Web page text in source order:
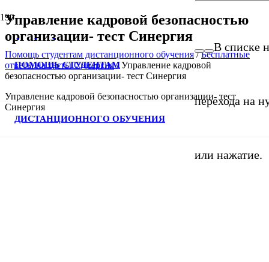
ПОМОЩЬ СТУДЕНТАМ
ДИСТАНЦИОННОГО ОБУЧЕНИЯ
В списке
перехода на
или нажатие.
Управление кадровой безопасностью
организации- тест Синергия
Помощь студентам дистанционного обучения/Бесплатные
ответы на тесты Синергия/Управление кадровой
безопасностью организации- тест Синергия
Управление кадровой безопасностью организации- тест
Синергия